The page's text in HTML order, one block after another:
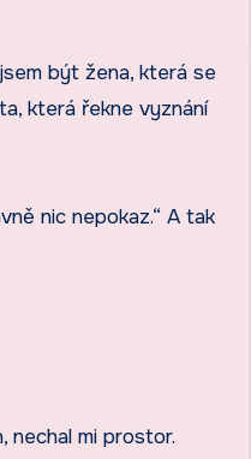
být žena, která se
která řekne vyznání
nic nepokaz.“ A tak
nechal mi prostor.